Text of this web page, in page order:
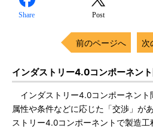
Share Post
前のページへ 次
インダストリー4.0コンポーネン
インダストリー4.0コンポーネント
属性や条件などに応じた「交渉」が
ストリー4.0コンポーネントで製造